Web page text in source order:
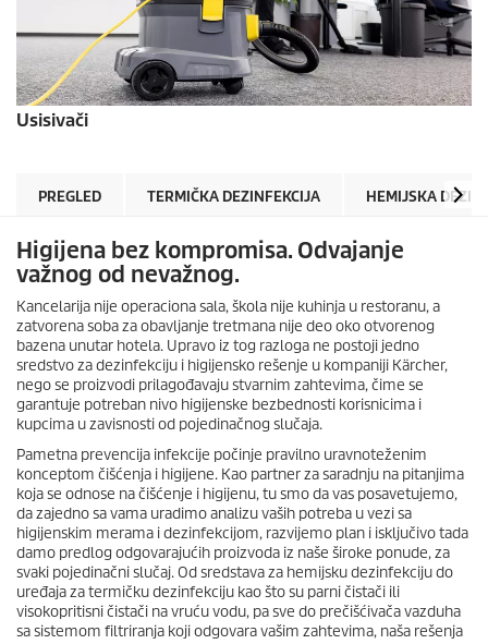
Usisivači
PREGLED TERMIČKA DEZINFEKCIJA HEMIJSKA
Higijena bez kompromisa. Odvajanje
važnog od nevažnog.
Kancelarija nije operaciona sala, škola nije kuhinja u restoranu, a
zatvorena soba za obavljanje tretmana nije deo oko otvorenog
bazena unutar hotela. Upravo iz tog razloga ne postoji jedno
sredstvo za dezinfekciju i higijensko rešenje u kompaniji Kärcher,
nego se proizvodi prilagođavaju stvarnim zahtevima, čime se
garantuje potreban nivo higijenske bezbednosti korisnicima i
kupcima u zavisnosti od pojedinačnog slučaja.
Pametna prevencija infekcije počinje pravilno uravnoteženim
konceptom čišćenja i higijene. Kao partner za saradnju na pitanjima
koja se odnose na čišćenje i higijenu, tu smo da vas posavetujemo,
da zajedno sa vama uradimo analizu vaših potreba u vezi sa
higijenskim merama i dezinfekcijom, razvijemo plan i isključivo tada
damo predlog odgovarajućih proizvoda iz naše široke ponude, za
svaki pojedinačni slučaj. Od sredstava za hemijsku dezinfekciju do
uređaja za termičku dezinfekciju kao što su parni čistači ili
visokopritisni čistači na vruću vodu, pa sve do prečišćivača vazduha
sa sistemom filtriranja koji odgovara vašim zahtevima, naša rešenja